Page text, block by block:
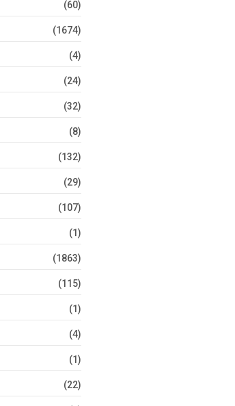
(60)
(1674)
(4)
(24)
(32)
(8)
(132)
(29)
(107)
(1)
(1863)
(115)
(1)
(4)
(1)
(22)